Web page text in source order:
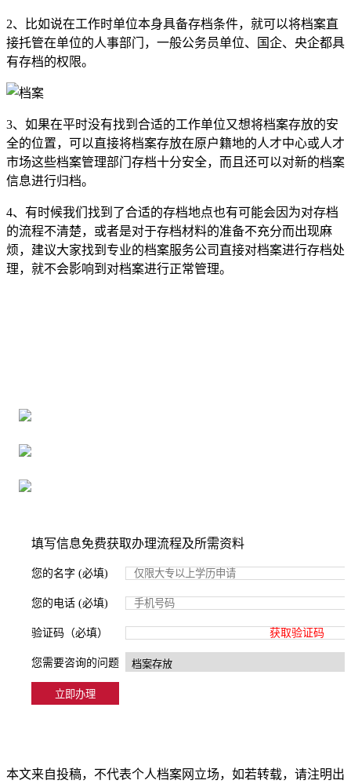
2、比如说在工作时单位本身具备存档条件，就可以将档案直
接托管在单位的人事部门，一般公务员单位、国企、央企都具
有存档的权限。
3、如果在平时没有找到合适的工作单位又想将档案存放的安
全的位置，可以直接将档案存放在原户籍地的人才中心或人才
市场这些档案管理部门存档十分安全，而且还可以对新的档案
信息进行归档。
4、有时候我们找到了合适的存档地点也有可能会因为对存档
的流程不清楚，或者是对于存档材料的准备不充分而出现麻
烦，建议大家找到专业的档案服务公司直接对档案进行存档处
理，就不会影响到对档案进行正常管理。
填写信息免费获取办理流程及所需资料
您的名字 (必填)
您的电话 (必填)
验证码（必填） 获取验证码
您需要咨询的问题
本文来自投稿，不代表个人档案网立场，如若转载，请注明出